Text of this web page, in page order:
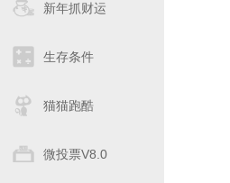
新年抓财运
生存条件
猫猫跑酷
微投票V8.0